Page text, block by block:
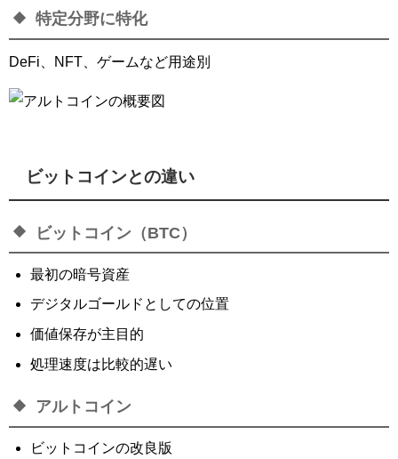
特定分野に特化
DeFi、NFT、ゲームなど用途別
ビットコインとの違い
ビットコイン（BTC）
最初の暗号資産
デジタルゴールドとしての位置
価値保存が主目的
処理速度は比較的遅い
アルトコイン
ビットコインの改良版